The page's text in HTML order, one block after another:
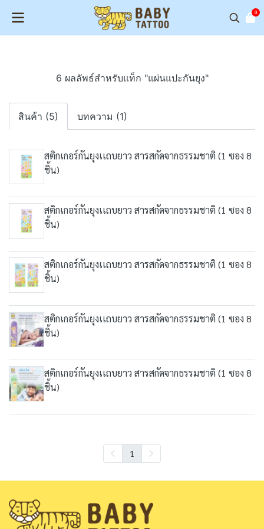
0
6 ผลลัพธ์สำหรับแท็ก "แผ่นแปะกันยุง"
สินค้า (5) บทความ (1)
สติกเกอร์กันยุงเเถบยาว สารสกัดจากธรรมชาติ (1 ซอง 8
ชิ้น)
สติกเกอร์กันยุงเเถบยาว สารสกัดจากธรรมชาติ (1 ซอง 8
ชิ้น)
สติกเกอร์กันยุงเเถบยาว สารสกัดจากธรรมชาติ (1 ซอง 8
ชิ้น)
สติกเกอร์กันยุงเเถบยาว สารสกัดจากธรรมชาติ (1 ซอง 8
ชิ้น)
สติกเกอร์กันยุงเเถบยาว สารสกัดจากธรรมชาติ (1 ซอง 8
ชิ้น)
1